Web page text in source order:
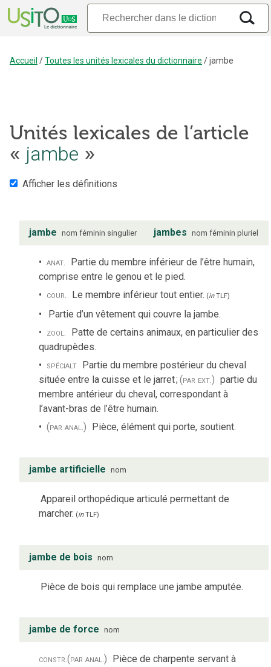
Accueil /Toutes les unités lexicales du dictionnaire /jambe
Unités lexicales de l’article
« jambe »
Afficher les définitions
jambe nom féminin singulier jambes nom féminin pluriel
anat. Partie du membre inférieur de l’être humain,
comprise entre le genou et le pied.
cour. Le membre inférieur tout entier. (inTLF)
Partie d’un vêtement qui couvre la jambe.
zool. Patte de certains animaux, en particulier des
quadrupèdes.
spécialt Partie du membre postérieur du cheval
située entre la cuisse et le jarret;(par ext.) partie du
membre antérieur du cheval, correspondant à
l’avant-bras de l’être humain.
(par anal.) Pièce, élément qui porte, soutient.
jambe artificielle nom
Appareil orthopédique articulé permettant de
marcher. (inTLF)
jambe de bois nom
Pièce de bois qui remplace une jambe amputée.
jambe de force nom
constr.(par anal.) Pièce de charpente servant à